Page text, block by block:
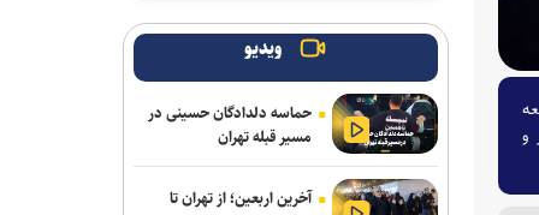
و
حکمرانی آموزشی مهم‌ترین پیش‌نیاز تحول
در آموزش عالی است
ضرورت تقویت بودجه دانشگاه‌ها برای
حضور مؤثر ایران در رقابت‌های علمی
جهان/ دانشگاه نسل سوم و چهارم نیازمند
برنامه عملیاتی است
ویدیو
حماسه دلدادگان حسینی در
مسیر قبله تهران
آخرین اربعین؛ از تهران تا